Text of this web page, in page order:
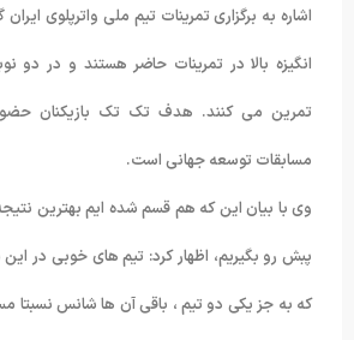
اشاره به برگزاری تمرینات تیم ملی واترپلوی
انگیزه بالا در تمرینات حاضر هستند و در دو
تمرین می کنند. هدف تک تک بازیکنان
مسابقات توسعه جهانی است.
وی با بیان این که هم قسم شده ایم بهترین
پبش رو بگیریم، اظهار کرد: تیم های خوبی در
که به جز یکی دو تیم ، باقی آن ها شانس نسبتا